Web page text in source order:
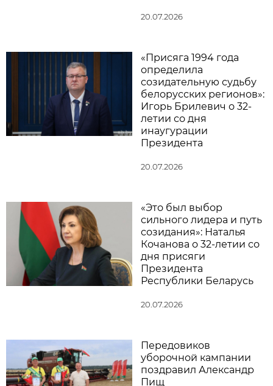
20.07.2026
«Присяга 1994 года
определила
созидательную судьбу
белорусских регионов»:
Игорь Брилевич о 32-
летии со дня
инаугурации
Президента
20.07.2026
«Это был выбор
сильного лидера и путь
созидания»: Наталья
Кочанова о 32-летии со
дня присяги
Президента
Республики Беларусь
20.07.2026
Передовиков
уборочной кампании
поздравил Александр
Пищ